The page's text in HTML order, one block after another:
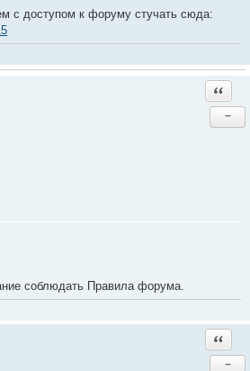
с доступом к форуму стучать сюда:
−
соблюдать Правила форума.
−